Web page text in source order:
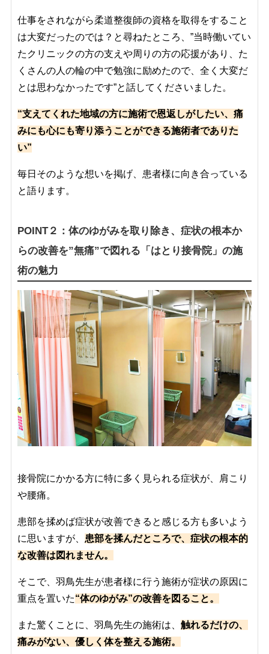
仕事をされながら柔道整復師の資格を取得をすること
は大変だったのでは？と尋ねたところ、”当時働いてい
たクリニックの方の支えや周りの方の応援があり、た
くさんの人の輪の中で勉強に励めたので、全く大変だ
とは思わなかったです”と話してくださいました。
“支えてくれた地域の方に施術で恩返しがしたい、痛
みにも心にも寄り添うことができる施術者でありた
い”
毎日そのような想いを掲げ、患者様に向き合っている
と語ります。
POINT２：体のゆがみを取り除き、症状の根本か
らの改善を”無痛”で図れる「はとり接骨院」の施
術の魅力
接骨院にかかる方に特に多く見られる症状が、肩こり
や腰痛。
患部を揉めば症状が改善できると感じる方も多いよう
に思いますが、 患部を揉んだところで、症状の根本的
な改善は図れません。
そこで、羽鳥先生が患者様に行う施術が症状の原因に
重点を置いた“体のゆがみ”の改善を図ること。
また驚くことに、羽鳥先生の施術は、 触れるだけの、
痛みがない、優しく体を整える施術。